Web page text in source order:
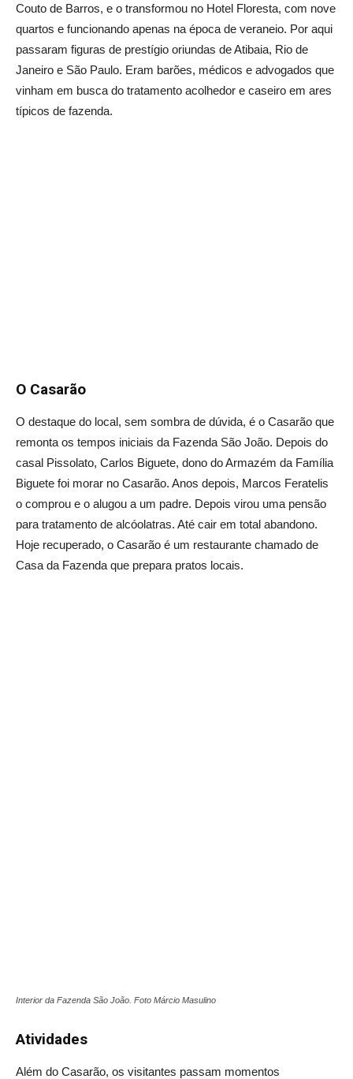
Couto de Barros, e o transformou no Hotel Floresta, com nove
quartos e funcionando apenas na época de veraneio. Por aqui
passaram figuras de prestígio oriundas de Atibaia, Rio de
Janeiro e São Paulo. Eram barões, médicos e advogados que
vinham em busca do tratamento acolhedor e caseiro em ares
típicos de fazenda.
O Casarão
O destaque do local, sem sombra de dúvida, é o Casarão que
remonta os tempos iniciais da Fazenda São João. Depois do
casal Pissolato, Carlos Biguete, dono do Armazém da Família
Biguete foi morar no Casarão. Anos depois, Marcos Feratelis
o comprou e o alugou a um padre. Depois virou uma pensão
para tratamento de alcóolatras. Até cair em total abandono.
Hoje recuperado, o Casarão é um restaurante chamado de
Casa da Fazenda que prepara pratos locais.
Interior da Fazenda São João. Foto Márcio Masulino
Atividades
Além do Casarão, os visitantes passam momentos